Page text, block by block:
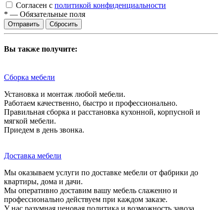
Согласен с политикой конфиденциальности
* — Обязательные поля
Сбросить
Вы также получите:
Сборка мебели
Установка и монтаж любой мебели.
Работаем качественно, быстро и профессионально.
Правильная сборка и расстановка кухонной, корпусной и
мягкой мебели.
Приедем в день звонка.
Доставка мебели
Мы оказываем услуги по доставке мебели от фабрики до
квартиры, дома и дачи.
Мы оперативно доставим вашу мебель слаженно и
профессионально действуем при каждом заказе.